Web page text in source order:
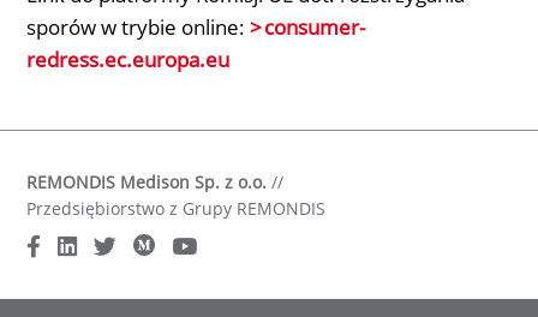
sporów w trybie online:
consumer-
redress.ec.europa.eu
REMONDIS Medison Sp. z o.o. //
Przedsiębiorstwo z Grupy REMONDIS